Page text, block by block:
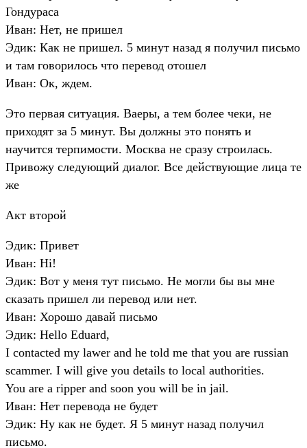
Гондураса
Иван: Нет, не пришел
Эдик: Как не пришел. 5 минут назад я получил письмо
и там говорилось что перевод отошел
Иван: Ок, ждем.
Это первая ситуация. Ваеры, а тем более чеки, не
приходят за 5 минут. Вы должны это понять и
научится терпимости. Москва не сразу строилась.
Привожу следующий диалог. Все действующие лица те
же
Акт второй
Эдик: Привет
Иван: Hi!
Эдик: Вот у меня тут письмо. Не могли бы вы мне
сказать пришел ли перевод или нет.
Иван: Хорошо давай письмо
Эдик: Hello Eduard,
I contacted my lawer and he told me that you are russian
scammer. I will give you details to local authorities.
You are a ripper and soon you will be in jail.
Иван: Нет перевода не будет
Эдик: Ну как не будет. Я 5 минут назад получил
письмо.